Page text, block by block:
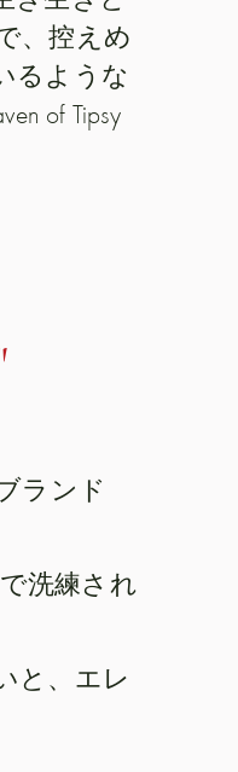
、控えめ
るような
of Tipsy
ランド
洗練され
と、エレ